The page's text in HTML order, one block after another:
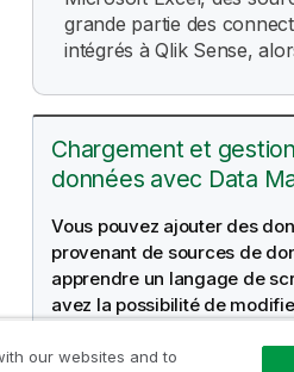
grande partie des
intégrés àQlik Sense,
Chargement et
données avec Data
Vous pouvez ajouter des
provenant de sources de
apprendre un langage de
avez la possibilité de
bénéficier d'une assistance
our websites and to